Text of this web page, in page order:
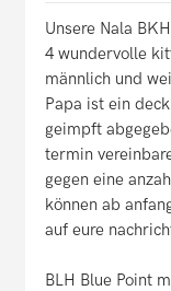
Unsere Nala
4 wundervolle
männlich und
Papa ist ein
geimpft
termin
gegen eine
können ab
auf eure
BLH Blue Point